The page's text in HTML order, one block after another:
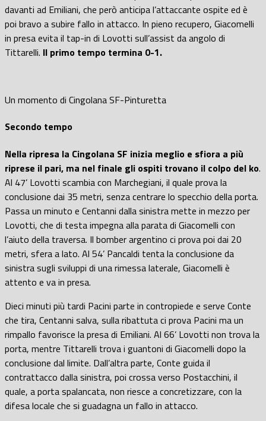
davanti ad Emiliani, che però anticipa l’attaccante ospite ed è
poi bravo a subire fallo in attacco. In pieno recupero, Giacomelli
in presa evita il tap-in di Lovotti sull’assist da angolo di
Tittarelli. Il primo tempo termina 0-1.
Un momento di Cingolana SF-Pinturetta
Secondo tempo
Nella ripresa la Cingolana SF inizia meglio e sfiora a più
riprese il pari, ma nel finale gli ospiti trovano il colpo del ko.
Al 47’ Lovotti scambia con Marchegiani, il quale prova la
conclusione dai 35 metri, senza centrare lo specchio della porta.
Passa un minuto e Centanni dalla sinistra mette in mezzo per
Lovotti, che di testa impegna alla parata di Giacomelli con
l’aiuto della traversa. Il bomber argentino ci prova poi dai 20
metri, sfera a lato. Al 54’ Pancaldi tenta la conclusione da
sinistra sugli sviluppi di una rimessa laterale, Giacomelli è
attento e va in presa.
Dieci minuti più tardi Pacini parte in contropiede e serve Conte
che tira, Centanni salva, sulla ribattuta ci prova Pacini ma un
rimpallo favorisce la presa di Emiliani. Al 66’ Lovotti non trova la
porta, mentre Tittarelli trova i guantoni di Giacomelli dopo la
conclusione dal limite. Dall’altra parte, Conte guida il
contrattacco dalla sinistra, poi crossa verso Postacchini, il
quale, a porta spalancata, non riesce a concretizzare, con la
difesa locale che si guadagna un fallo in attacco.